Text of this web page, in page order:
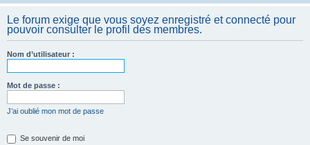
h
Le forum exige que vous soyez enregistré et connecté pour
pouvoir consulter le profil des membres.
Nom d’utilisateur :
Mot de passe :
J’ai oublié mon mot de passe
Se souvenir de moi